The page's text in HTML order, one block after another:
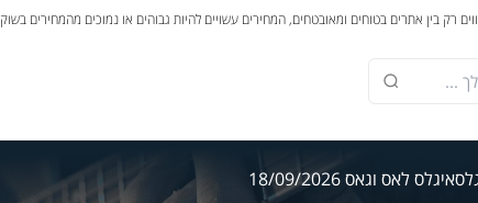
רק בין אתרים בטוחים ומאובטחים, המחירים עשויים להיות גבוהים או נמוכים מהמחירים
איגלס לאס וגאס 18/09/2026